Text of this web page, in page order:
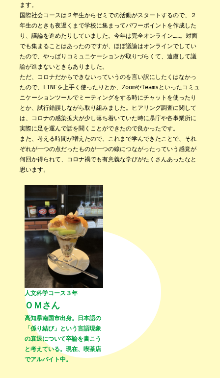
ます。
国際社会コースは２年生からゼミでの活動がスタートするので、２
年生のときも夜遅くまで学校に集まってパワーポイントを作成した
り、議論を進めたりしていました。今年は完全オンライン……。対面
でも集まることはあったのですが、ほぼ議論はオンラインでしてい
たので、やっぱりコミュニケーションが取りづらくて、遠慮して議
論が進まないときもありました。
ただ、コロナだからできないっていうのを言い訳にしたくはなかっ
たので、LINEを上手く使ったりとか、ZoomやTeamsといったコミュ
ニケーションツールでミーティングをする時にチャットを使ったり
とか、試行錯誤しながら取り組みました。ヒアリング調査に関して
は、コロナの感染拡大が少し落ち着いていた時に県庁や各事業所に
実際に足を運んで話を聞くことができたので良かったです。
また、考える時間が増えたので、これまで学んできたことで、それ
ぞれが一つの点だったものが一つの線につながったっていう感覚が
何回か得られて、コロナ禍でも有意義な学びがたくさんあったなと
思います。
人文科学コース３年
ＯＭさん
高知県南国市出身。日本語の
「係り結び」という言語現象
の衰退について卒論を書こう
と考えている。現在、喫茶店
でアルバイト中。